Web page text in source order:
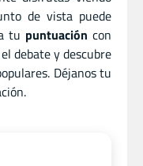
de vista puede
tu puntuación con
debate y descubre
Déjanos tu